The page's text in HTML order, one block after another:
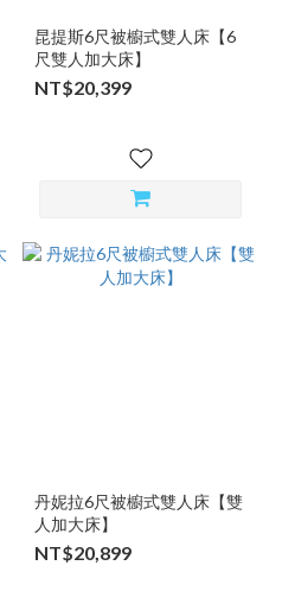
昆提斯6尺被櫥式雙人床【6
尺雙人加大床】
NT$20,399
丹妮拉6尺被櫥式雙人床【雙
人加大床】
NT$20,899